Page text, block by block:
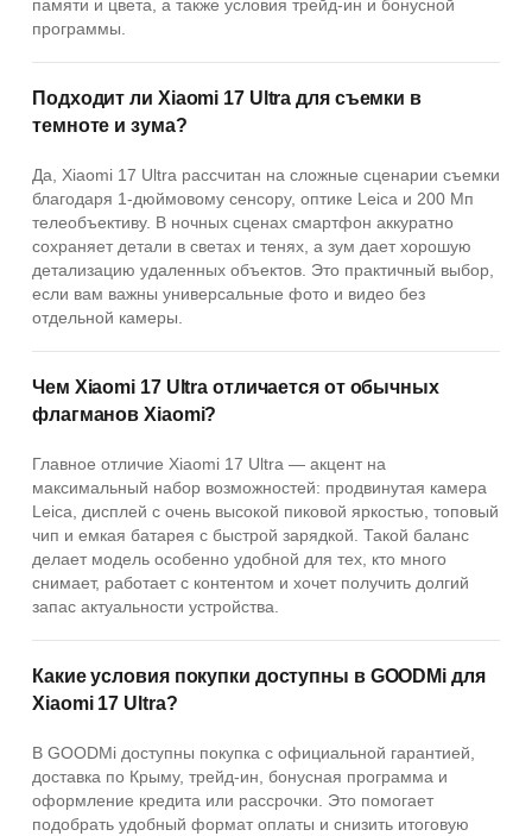
памяти и цвета, а также условия трейд-ин и бонусной
программы.
Подходит ли Xiaomi 17 Ultra для съемки в
темноте и зума?
Да, Xiaomi 17 Ultra рассчитан на сложные сценарии съемки
благодаря 1-дюймовому сенсору, оптике Leica и 200 Мп
телеобъективу. В ночных сценах смартфон аккуратно
сохраняет детали в светах и тенях, а зум дает хорошую
детализацию удаленных объектов. Это практичный выбор,
если вам важны универсальные фото и видео без
отдельной камеры.
Чем Xiaomi 17 Ultra отличается от обычных
флагманов Xiaomi?
Главное отличие Xiaomi 17 Ultra — акцент на
максимальный набор возможностей: продвинутая камера
Leica, дисплей с очень высокой пиковой яркостью, топовый
чип и емкая батарея с быстрой зарядкой. Такой баланс
делает модель особенно удобной для тех, кто много
снимает, работает с контентом и хочет получить долгий
запас актуальности устройства.
Какие условия покупки доступны в GOODMi для
Xiaomi 17 Ultra?
В GOODMi доступны покупка с официальной гарантией,
доставка по Крыму, трейд-ин, бонусная программа и
оформление кредита или рассрочки. Это помогает
подобрать удобный формат оплаты и снизить итоговую